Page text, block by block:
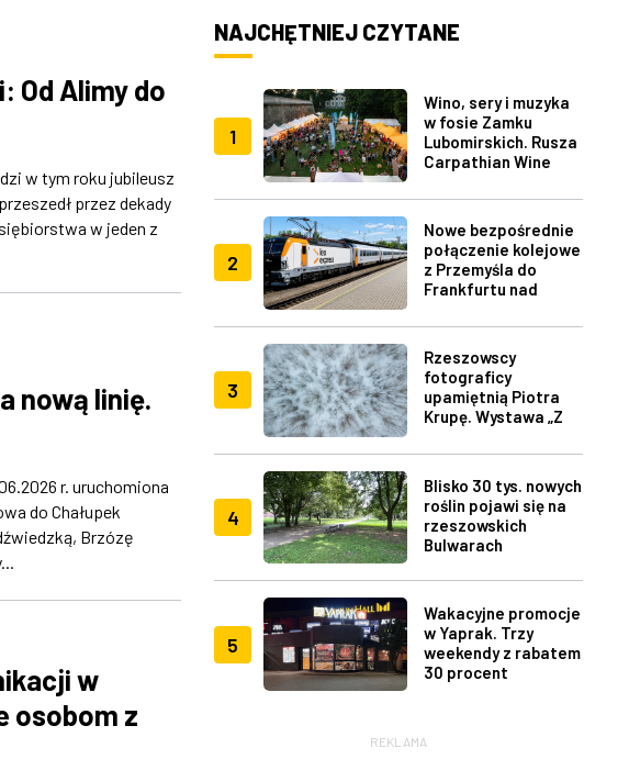
Od Alimy do
w tym roku jubileusz
przez dekady
w jeden z
nową linię.
r. uruchomiona
do Chałupek
Brzózę
w
osobom z
NAJCHĘTNIEJ CZYTANE
1
Wino, sery i muzyka
w fosie Zamku
Lubomirskich. Rusza
Carpathian Wine
2
Nowe bezpośrednie
połączenie kolejowe
z Przemyśla do
Frankfurtu nad
3
Rzeszowscy
fotograficy
upamiętnią Piotra
Krupę. Wystawa „Z
4
Blisko 30 tys. nowych
roślin pojawi się na
rzeszowskich
Bulwarach
5
Wakacyjne promocje
w Yaprak. Trzy
weekendy z rabatem
30 procent
REKLAMA